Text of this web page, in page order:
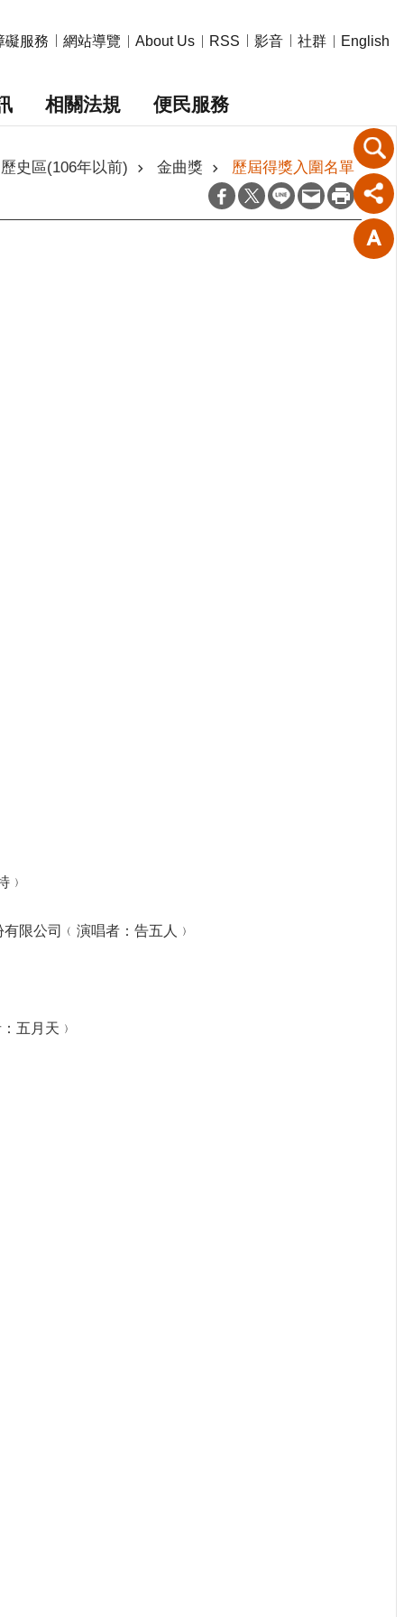
礙服務 網站導覽 About Us RSS 影音 社群 English
相關法規 便民服務
歷史區(106年以前) 金曲獎 歷屆得獎入圍名單
﹚
限公司﹙演唱者：告五人﹚
五月天﹚